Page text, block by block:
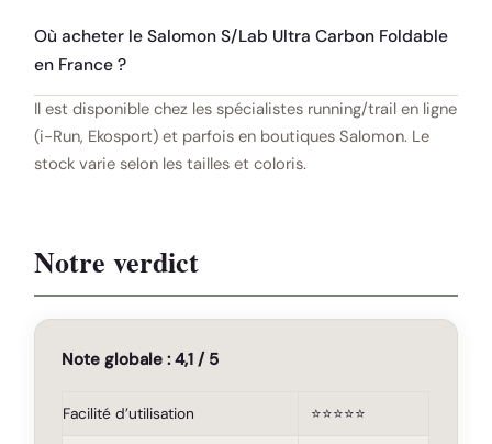
Où acheter le Salomon S/Lab Ultra Carbon Foldable
en France ?
Il est disponible chez les spécialistes running/trail en ligne
(i-Run, Ekosport) et parfois en boutiques Salomon. Le
stock varie selon les tailles et coloris.
Notre verdict
Note globale : 4,1 / 5
Facilité d’utilisation ⭐⭐⭐⭐⭐